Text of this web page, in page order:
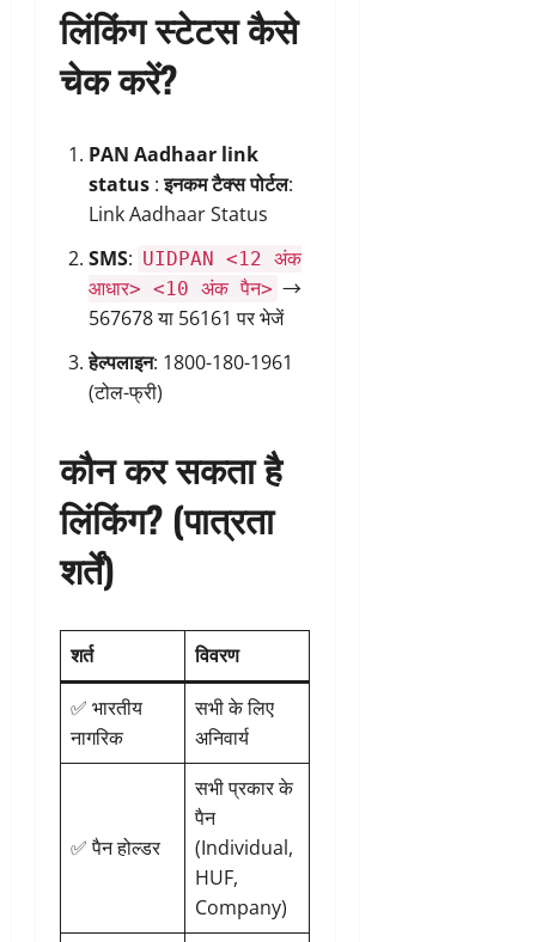
लिंकिंग स्टेटस कैसे
चेक करें?
PAN Aadhaar link
status :इनकम टैक्स पोर्टल:
Link Aadhaar Status
SMS: UIDPAN <12 अंक
आधार> <10 अंक पैन> →
567678 या 56161 पर भेजें
हेल्पलाइन: 1800-180-1961
(टोल-फ्री)
कौन कर सकता है
लिंकिंग? (पात्रता
शर्तें)
शर्त
विवरण
✅ भारतीय
नागरिक
सभी के लिए
अनिवार्य
✅ पैन होल्डर
सभी प्रकार के
पैन
(Individual,
HUF,
Company)